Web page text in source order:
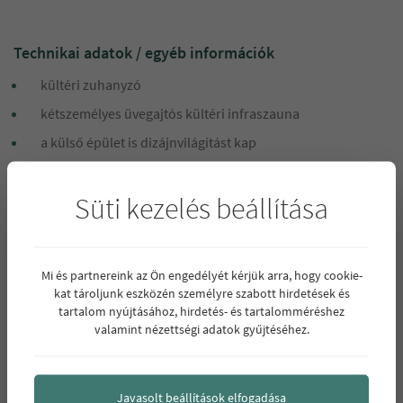
Technikai adatok / egyéb információk
kültéri zuhanyzó
kétszemélyes üvegajtós kültéri infraszauna
a külső épület is dizájnvilágítást kap
internet és kábel TV előkészítés
videó kaputelefon, beléptetőrendszer
opcionális autótöltő kiépítés
CO érzékelő és tűzjelző rendszer
automatikus jelzőlámpás forgalomirányító rendszer
Süti kezelés beállítása
Mi és partnereink az Ön engedélyét kérjük arra, hogy cookie-
kat tároljunk eszközén személyre szabott hirdetések és
tartalom nyújtásához, hirdetés- és tartalomméréshez
valamint nézettségi adatok gyűjtéséhez.
Javasolt beállítások elfogadása